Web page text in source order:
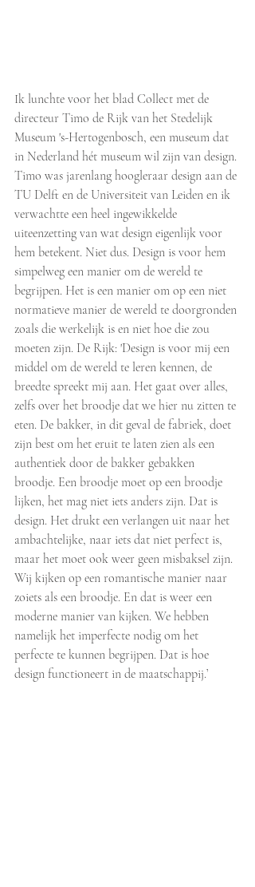
​​​​​​Ik lunchte voor het blad Collect met de
directeur Timo de Rijk van het Stedelijk
Museum 's-Hertogenbosch, een museum dat
in Nederland hét museum wil zijn van design.
Timo was jarenlang hoogleraar design aan de
TU Delft en de Universiteit van Leiden en ik
verwachtte een heel ingewikkelde
uiteenzetting van wat design eigenlijk voor
hem betekent. Niet dus. Design is voor hem
simpelweg een manier om de wereld te
begrijpen. Het is een manier om op een niet
normatieve manier de wereld te doorgronden
zoals die werkelijk is en niet hoe die zou
moeten zijn. De Rijk: 'Design is voor mij een
middel om de wereld te leren kennen, de
breedte spreekt mij aan. Het gaat over alles,
zelfs over het broodje dat we hier nu zitten te
eten. De bakker, in dit geval de fabriek, doet
zijn best om het eruit te laten zien als een
authentiek door de bakker gebakken
broodje. Een broodje moet op een broodje
lijken, het mag niet iets anders zijn. Dat is
design. Het drukt een verlangen uit naar het
ambachtelijke, naar iets dat niet perfect is,
maar het moet ook weer geen misbaksel zijn.
Wij kijken op een romantische manier naar
zoiets als een broodje. En dat is weer een
moderne manier van kijken. We hebben
namelijk het imperfecte nodig om het
perfecte te kunnen begrijpen. Dat is hoe
design functioneert in de maatschappij.’